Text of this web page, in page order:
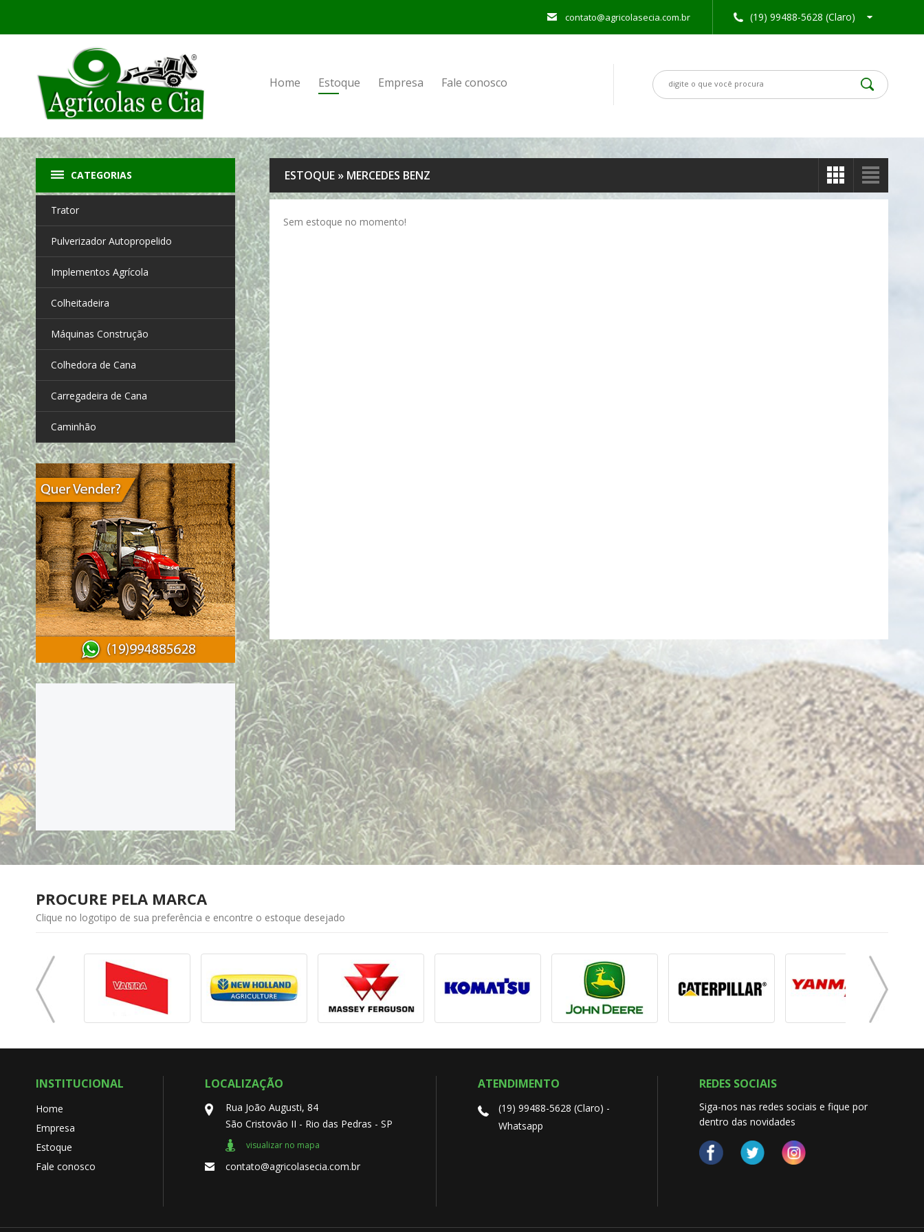
contato@agricolasecia.com.br (19) 99488-5628 (Claro)
Home Estoque Empresa Fale conosco
CATEGORIAS
Trator
Pulverizador Autopropelido
Implementos Agrícola
Colheitadeira
Máquinas Construção
Colhedora de Cana
Carregadeira de Cana
Caminhão
ESTOQUE » MERCEDES BENZ
Sem estoque no momento!
PROCURE PELA MARCA
Clique no logotipo de sua preferência e encontre o estoque desejado
INSTITUCIONAL
Home
Empresa
Estoque
Fale conosco
LOCALIZAÇÃO
Rua João Augusti, 84
São Cristovão II - Rio das Pedras - SP
visualizar no mapa
contato@agricolasecia.com.br
ATENDIMENTO
(19) 99488-5628 (Claro) -
Whatsapp
REDES SOCIAIS
Siga-nos nas redes sociais e fique por
dentro das novidades